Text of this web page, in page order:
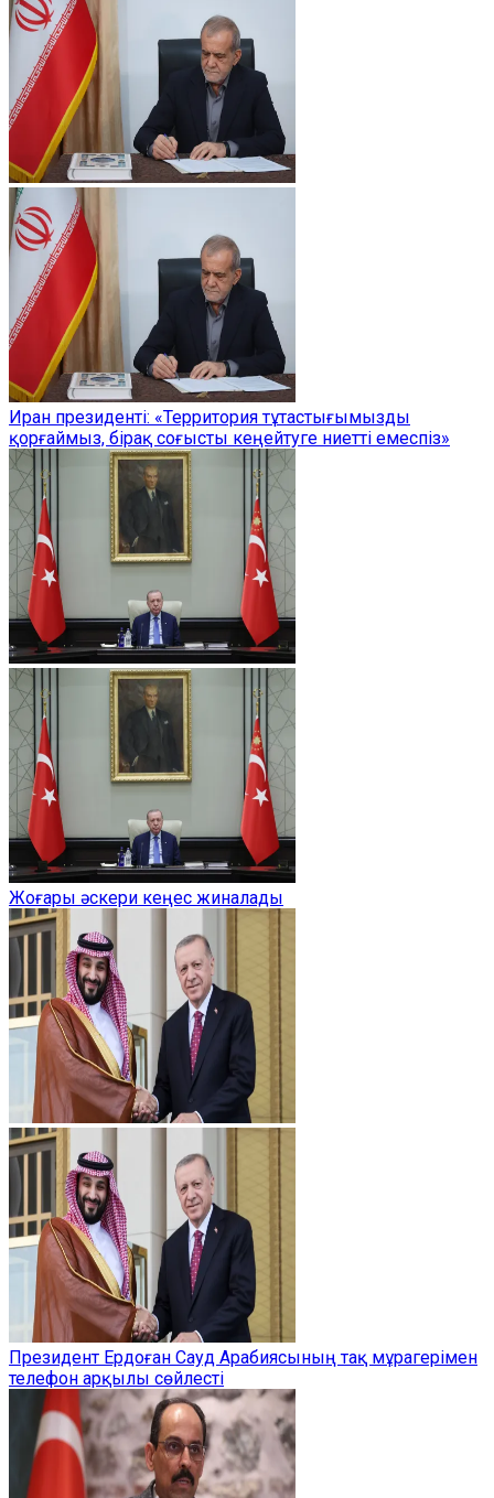
Иран президенті: «Территория тұтастығымызды
қорғаймыз, бірақ соғысты кеңейтуге ниетті емеспіз»
Жоғары әскери кеңес жиналады
Президент Ердоған Сауд Арабиясының тақ мұрагерімен
телефон арқылы сөйлесті